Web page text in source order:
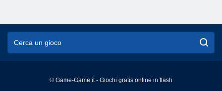
© Game-Game.it - Giochi gratis online in flash